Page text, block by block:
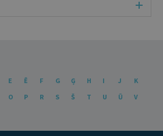
E Ē F G Ģ H I J
K
O P R S Š T U Ū
V